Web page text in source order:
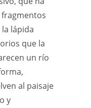
lápida
que la
un río
al paisaje
y